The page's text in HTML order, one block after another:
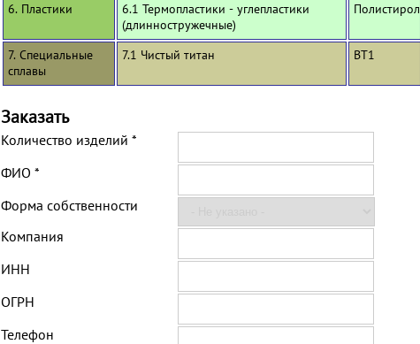
6. Пластики
6.1 Термопластики - углепластики
(длинностружечные)
Полистирол
7. Специальные
сплавы
7.1 Чистый титан ВТ1
Заказать
Количество изделий *
ФИО *
Форма собственности
Компания
ИНН
ОГРН
Телефон